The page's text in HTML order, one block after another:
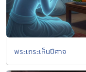
พระเถระเห็นปีศาจ